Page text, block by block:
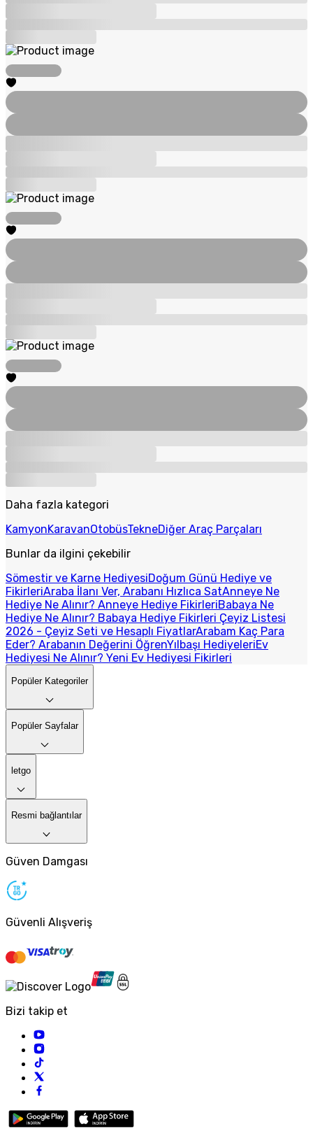
Daha fazla kategori
KamyonKaravanOtobüsTekneDiğer Araç Parçaları
Bunlar da ilgini çekebilir
Sömestir ve Karne HediyesiDoğum Günü Hediye ve
FikirleriAraba İlanı Ver, Arabanı Hızlıca SatAnneye Ne
Hediye Ne Alınır? Anneye Hediye FikirleriBabaya Ne
Hediye Ne Alınır? Babaya Hediye Fikirleri Çeyiz Listesi
2026 - Çeyiz Seti ve Hesaplı FiyatlarArabam Kaç Para
Eder? Arabanın Değerini ÖğrenYılbaşı HediyeleriEv
Hediyesi Ne Alınır? Yeni Ev Hediyesi Fikirleri
Popüler Kategoriler
Popüler Sayfalar
letgo
Resmi bağlantılar
Güven Damgası
Güvenli Alışveriş
Bizi takip et